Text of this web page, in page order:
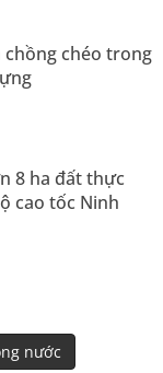
chéo trong
8 ha đất thực
cao tốc Ninh
nước